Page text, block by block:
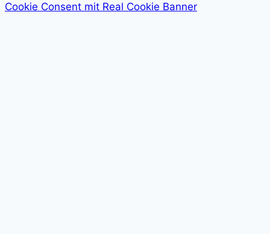
Cookie Consent mit Real Cookie Banner